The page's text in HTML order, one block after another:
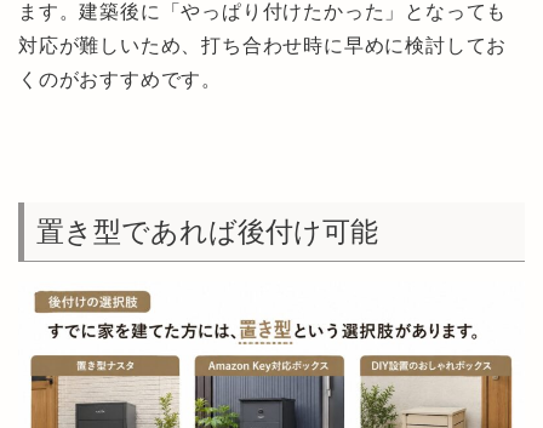
ます。建築後に「やっぱり付けたかった」となっても
対応が難しいため、打ち合わせ時に早めに検討してお
くのがおすすめです。
置き型であれば後付け可能